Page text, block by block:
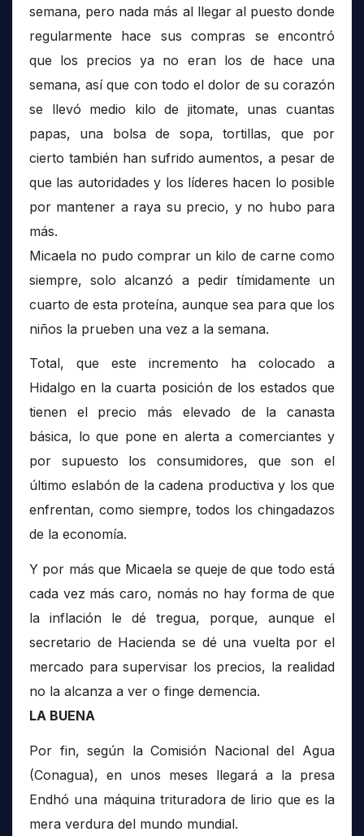
semana, pero nada más al llegar al puesto donde
regularmente hace sus compras se encontró
que los precios ya no eran los de hace una
semana, así que con todo el dolor de su corazón
se llevó medio kilo de jitomate, unas cuantas
papas, una bolsa de sopa, tortillas, que por
cierto también han sufrido aumentos, a pesar de
que las autoridades y los líderes hacen lo posible
por mantener a raya su precio, y no hubo para
más.
Micaela no pudo comprar un kilo de carne como
siempre, solo alcanzó a pedir tímidamente un
cuarto de esta proteína, aunque sea para que los
niños la prueben una vez a la semana.
Total, que este incremento ha colocado a
Hidalgo en la cuarta posición de los estados que
tienen el precio más elevado de la canasta
básica, lo que pone en alerta a comerciantes y
por supuesto los consumidores, que son el
último eslabón de la cadena productiva y los que
enfrentan, como siempre, todos los chingadazos
de la economía.
Y por más que Micaela se queje de que todo está
cada vez más caro, nomás no hay forma de que
la inflación le dé tregua, porque, aunque el
secretario de Hacienda se dé una vuelta por el
mercado para supervisar los precios, la realidad
no la alcanza a ver o finge demencia.
LA BUENA
Por fin, según la Comisión Nacional del Agua
(Conagua), en unos meses llegará a la presa
Endhó una máquina trituradora de lirio que es la
mera verdura del mundo mundial.